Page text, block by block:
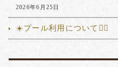
2026年6月25日
☀️プール利用について🏊‍♂️